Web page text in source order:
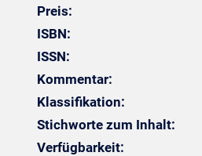
Preis:
ISBN:
ISSN:
Kommentar:
Klassifikation:
Stichworte zum Inhalt:
Verfügbarkeit: